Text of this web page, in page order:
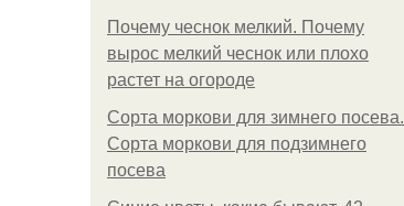
Почему чеснок мелкий. Почему
вырос мелкий чеснок или плохо
растет на огороде
Сорта моркови для зимнего посева.
Сорта моркови для подзимнего
посева